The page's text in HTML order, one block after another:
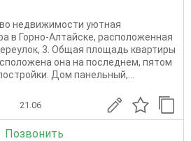
недвижимости уютная
в Горно-Алтайске, расположенная
3. Общая площадь квартиры
она на последнем, пятом
Дом панельный,...
21.06
Позвонить